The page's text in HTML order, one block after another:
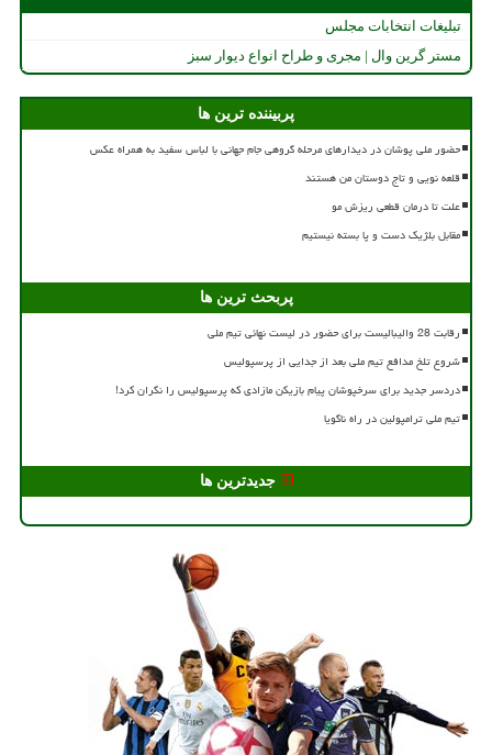
تبلیغات انتخابات مجلس
مستر گرین وال | مجری و طراح انواع دیوار سبز
پربیننده ترین ها
حضور ملی پوشان در دیدارهای مرحله گروهی جام جهانی با لباس سفید به همراه عکس
قلعه نویی و تاج دوستان من هستند
علت تا درمان قطعی ریزش مو
مقابل بلژیک دست و پا بسته نیستیم
پربحث ترین ها
رقابت 28 والیبالیست برای حضور در لیست نهائی تیم ملی
شروع تلخ مدافع تیم ملی بعد از جدایی از پرسپولیس
دردسر جدید برای سرخپوشان پیام بازیکن مازادی که پرسپولیس را نگران کرد!
تیم ملی ترامپولین در راه ناگویا
جدیدترین ها